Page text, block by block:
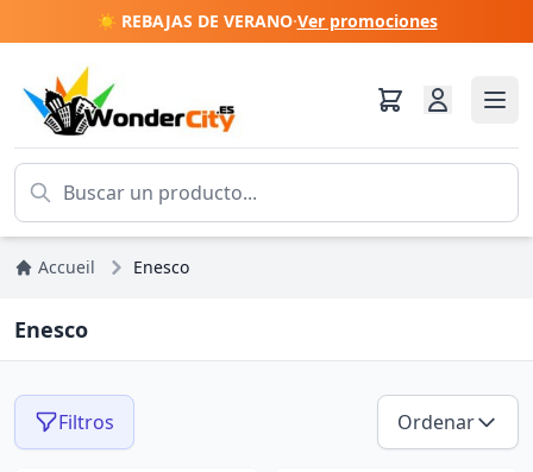
☀️ REBAJAS DE VERANO·Ver promociones
Accueil Enesco
Enesco
Filtros Ordenar